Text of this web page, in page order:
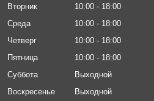
Вторник
10:00
18:00
Среда
10:00
18:00
Четверг
10:00
18:00
Пятница
10:00
18:00
Суббота
Выходной
Воскресенье
Выходной